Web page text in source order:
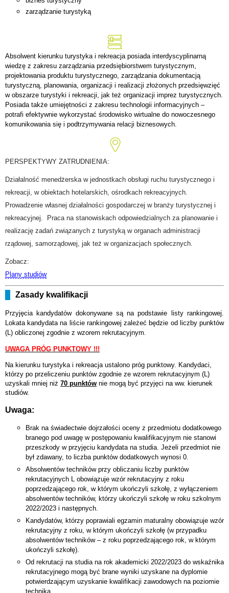
zarządzanie turystyką
Absolwent kierunku turystyka i rekreacja posiada interdyscyplinarną
wiedzę z zakresu zarządzania przedsiębiorstwem turystycznym,
projektowania produktu turystycznego, zarządzania dokumentacją
turystyczną, planowania, organizacji i realizacji złożonych przedsięwzięć
w obszarze turystyki i rekreacji, jak też organizacji imprez turystycznych.
Posiada także umiejętności z zakresu technologii informacyjnych –
potrafi efektywnie wykorzystać środowisko wirtualne do nowoczesnego
komunikowania się i podtrzymywania relacji biznesowych.
PERSPEKTYWY ZATRUDNIENIA:
Działalność menedżerska w jednostkach obsługi ruchu turystycznego i
rekreacji, w obiektach hotelarskich, ośrodkach rekreacyjnych.
Prowadzenie własnej działalności gospodarczej w branży turystycznej i
rekreacyjnej. Praca na stanowiskach odpowiedzialnych za planowanie i
realizację zadań związanych z turystyką w organach administracji
rządowej, samorządowej, jak też w organizacjach społecznych.
Zobacz:
Plany studiów
Zasady kwalifikacji
Przyjęcia kandydatów dokonywane są na podstawie listy rankingowej.
Lokata kandydata na liście rankingowej zależeć będzie od liczby punktów
(L) obliczonej zgodnie z wzorem rekrutacyjnym.
UWAGA PRÓG PUNKTOWY !!!
Na kierunku turystyka i rekreacja ustalono próg punktowy. Kandydaci,
którzy po przeliczeniu punktów zgodnie ze wzorem rekrutacyjnym (L)
uzyskali mniej niż 70 punktów nie mogą być przyjęci na ww. kierunek
studiów.
Uwaga:
Brak na świadectwie dojrzałości oceny z przedmiotu dodatkowego
branego pod uwagę w postępowaniu kwalifikacyjnym nie stanowi
przeszkody w przyjęciu kandydata na studia. Jeżeli przedmiot nie
był zdawany, to liczba punktów dodatkowych wynosi 0.
Absolwentów techników przy obliczaniu liczby punktów
rekrutacyjnych L obowiązuje wzór rekrutacyjny z roku
poprzedzającego rok, w którym ukończyli szkołę, z wyłączeniem
absolwentów techników, którzy ukończyli szkołę w roku szkolnym
2022/2023 i następnych.
Kandydatów, którzy poprawiali egzamin maturalny obowiązuje wzór
rekrutacyjny z roku, w którym ukończyli szkołę (w przypadku
absolwentów techników – z roku poprzedzającego rok, w którym
ukończyli szkołę).
Od rekrutacji na studia na rok akademicki 2022/2023 do wskaźnika
rekrutacyjnego mogą być brane wyniki uzyskane na dyplomie
potwierdzającym uzyskanie kwalifikacji zawodowych na poziomie
technika.